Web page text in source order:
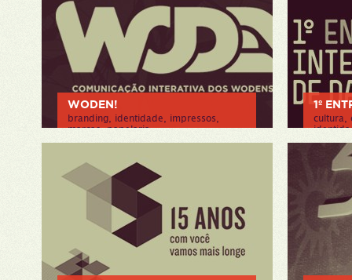
WODEN!
branding, identidade, impressos,
marcas, papelaria
> VER PROJETO
1º
cultura,
> VER